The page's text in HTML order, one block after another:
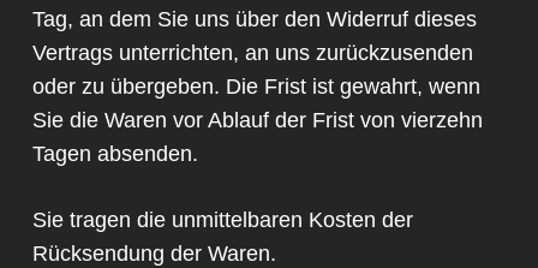
Tag, an dem Sie uns über den Widerruf dieses
Vertrags unterrichten, an uns zurückzusenden
oder zu übergeben. Die Frist ist gewahrt, wenn
Sie die Waren vor Ablauf der Frist von vierzehn
Tagen absenden.
Sie tragen die unmittelbaren Kosten der
Rücksendung der Waren.